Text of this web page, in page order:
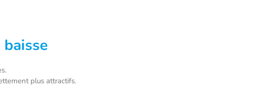
plus attractifs.